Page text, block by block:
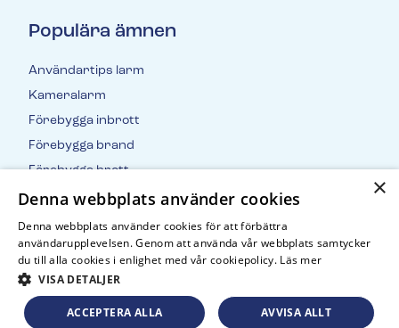
Populära ämnen
Användartips larm
Kameralarm
Förebygga inbrott
Förebygga brand
Förebygga brott
Inbrottsstatistik
© Copyright Svenska Alarm Gruppen AB 2026
×
Denna webbplats använder cookies
Denna webbplats använder cookies för att förbättra
användarupplevelsen. Genom att använda vår webbplats samtycker
du till alla cookies i enlighet med vår cookiepolicy. Läs mer
VISA DETALJER
ACCEPTERA ALLA AVVISA ALLT